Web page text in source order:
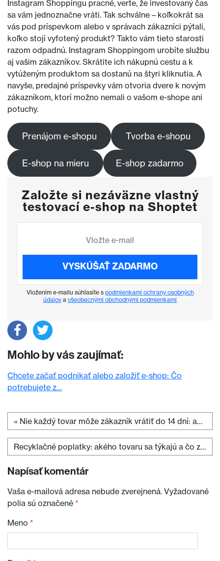
Instagram Shoppingu pracné, verte, že investovaný čas
sa vám jednoznačne vráti. Tak schválne – koľkokrát sa
vás pod príspevkom alebo v správach zákazníci pýtali,
koľko stojí vyfotený produkt? Takto vám tieto starosti
razom odpadnú. Instagram Shoppingom urobíte službu
aj vašim zákazníkov. Skrátite ich nákupnú cestu a k
vytúženým produktom sa dostanú na štyri kliknutia. A
navyše, predajné príspevky vám otvoria dvere k novým
zákazníkom, ktorí možno nemali o vašom e-shope ani
potuchy.
Prenájom e-shopu Tvorba e-shopu
E-shop na mieru E-shop zadarmo
Založte si nezáväzne vlastný
testovací e-shop na Shoptet
VYSKÚŠAŤ ZADARMO
Vložením e-mailu súhlasíte s podmienkami ochrany osobných
údajov a všeobecnými obchodnými podmienkami
Mohlo by vás zaujímať:
Chcete začať podnikať alebo založiť e-shop: Čo
potrebujete z…
Navigácia v článku
« Nie každý tovar môže zákazník vrátiť do 14 dní: ako k tomu pristupovať v praxi?
Recyklačné poplatky: akého tovaru sa týkajú a čo znamenajú pre váš e-shop?
Napísať komentár
Vaša e-mailová adresa nebude zverejnená. Vyžadované
polia sú označené *
Meno *